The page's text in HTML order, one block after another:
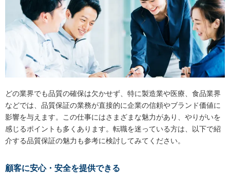
どの業界でも品質の確保は欠かせず、特に製造業や医療、食品業界
などでは、品質保証の業務が直接的に企業の信頼やブランド価値に
影響を与えます。この仕事にはさまざまな魅力があり、やりがいを
感じるポイントも多くあります。転職を迷っている方は、以下で紹
介する品質保証の魅力も参考に検討してみてください。
顧客に安心・安全を提供できる